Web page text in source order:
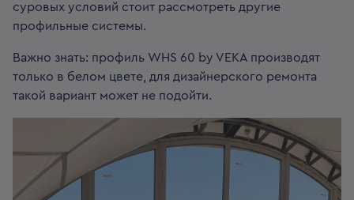
суровых условий стоит рассмотреть другие
профильные системы.
Важно знать: профиль WHS 60 by VEKA производят
только в белом цвете, для дизайнерского ремонта
такой вариант может не подойти.